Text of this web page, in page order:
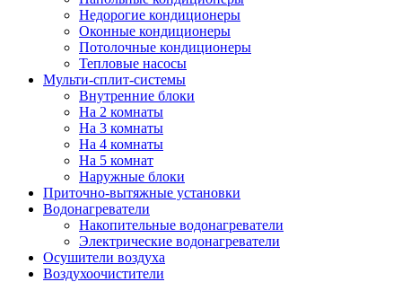
Недорогие кондиционеры
Оконные кондиционеры
Потолочные кондиционеры
Тепловые насосы
Мульти-сплит-системы
Внутренние блоки
На 2 комнаты
На 3 комнаты
На 4 комнаты
На 5 комнат
Наружные блоки
Приточно-вытяжные установки
Водонагреватели
Накопительные водонагреватели
Электрические водонагреватели
Осушители воздуха
Воздухоочистители